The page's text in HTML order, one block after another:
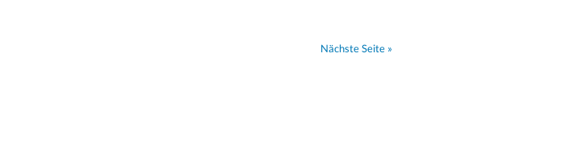
Nächste Seite »